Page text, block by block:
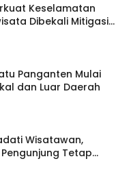
Keselamatan
Dibekali Mitigasi
Panganten Mulai
dan Luar Daerah
Wisatawan,
Tetap